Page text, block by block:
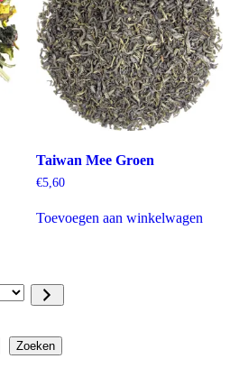
Taiwan Mee Groen
€5,60
Toevoegen aan winkelwagen
Zoeken